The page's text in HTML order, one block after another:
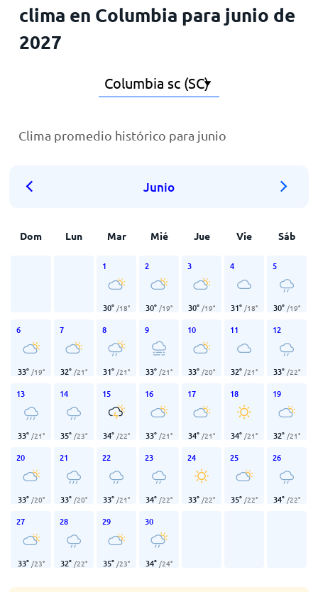
clima en Columbia para junio de
2027
Clima promedio histórico para junio
Junio
Dom Lun Mar Mié Jue Vie Sáb
1
30° /18°
2
30° /19°
3
30° /19°
4
31° /18°
5
30° /19°
6
33° /19°
7
32° /21°
8
31° /21°
9
33° /21°
10
33° /20°
11
32° /21°
12
33° /22°
13
33° /21°
14
35° /23°
15
34° /22°
16
33° /21°
17
34° /21°
18
34° /21°
19
32° /21°
20
33° /20°
21
33° /20°
22
33° /21°
23
34° /22°
24
33° /22°
25
35° /22°
26
34° /22°
27
33° /23°
28
32° /22°
29
35° /23°
30
34° /24°